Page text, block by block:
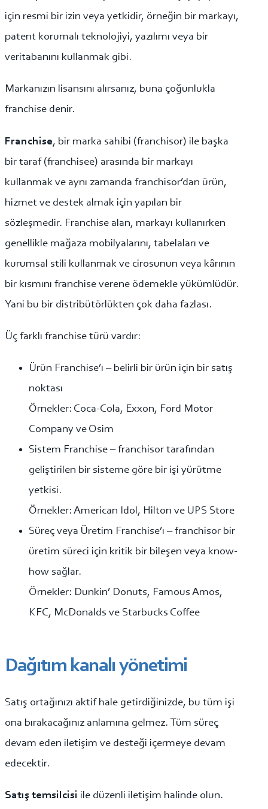
için resmi bir izin veya yetkidir, örneğin bir markayı,
patent korumalı teknolojiyi, yazılımı veya bir
veritabanını kullanmak gibi.
Markanızın lisansını alırsanız, buna çoğunlukla
franchise denir.
Franchise, bir marka sahibi (franchisor) ile başka
bir taraf (franchisee) arasında bir markayı
kullanmak ve aynı zamanda franchisor’dan ürün,
hizmet ve destek almak için yapılan bir
sözleşmedir. Franchise alan, markayı kullanırken
genellikle mağaza mobilyalarını, tabelaları ve
kurumsal stili kullanmak ve cirosunun veya kârının
bir kısmını franchise verene ödemekle yükümlüdür.
Yani bu bir distribütörlükten çok daha fazlası.
Üç farklı franchise türü vardır:
Ürün Franchise’ı – belirli bir ürün için bir satış
noktası
Örnekler: Coca-Cola, Exxon, Ford Motor
Company ve Osim
Sistem Franchise – franchisor tarafından
geliştirilen bir sisteme göre bir işi yürütme
yetkisi.
Örnekler: American Idol, Hilton ve UPS Store
Süreç veya Üretim Franchise’ı – franchisor bir
üretim süreci için kritik bir bileşen veya know-
how sağlar.
Örnekler: Dunkin’ Donuts, Famous Amos,
KFC, McDonalds ve Starbucks Coffee
Dağıtım kanalı yönetimi
Satış ortağınızı aktif hale getirdiğinizde, bu tüm işi
ona bırakacağınız anlamına gelmez. Tüm süreç
devam eden iletişim ve desteği içermeye devam
edecektir.
Satış temsilcisi ile düzenli iletişim halinde olun.